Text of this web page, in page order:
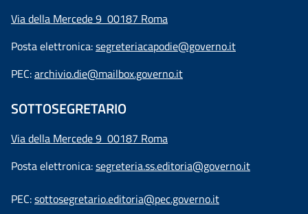
Via della Mercede 9 00187 Roma
Posta elettronica:segreteriacapodie@governo.it
PEC:archivio.die@mailbox.governo.it
SOTTOSEGRETARIO
Via della Mercede 9 00187 Roma
Posta elettronica:segreteria.ss.editoria@governo.it
PEC:sottosegretario.editoria@pec.governo.it